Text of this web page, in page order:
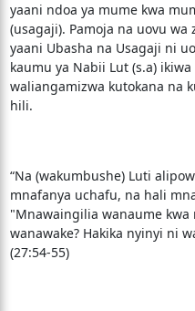
yaani ndoa ya mume kwa
(usagaji). Pamoja na uovu
yaani Ubasha na Usagaji ni
kaumu ya Nabii Lut (s.a)
waliangamizwa kutokana na
hili.
“Na (wakumbushe) Luti
mnafanya uchafu, na hali
"Mnawaingilia wanaume kwa
wanawake? Hakika nyinyi ni
(27:54-55)